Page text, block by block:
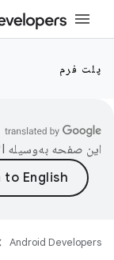
پلت فرم
این صفحه به‌وسیله
Android Developers